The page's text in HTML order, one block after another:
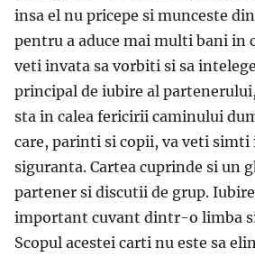
insa el nu pricepe si munceste
pentru a aduce mai multi bani in
veti invata sa vorbiti si sa
principal de iubire al
sta in calea fericirii caminului
care, parinti si copii, va veti simti
siguranta. Cartea cuprinde si un
partener si discutii de grup.
important cuvant dintr-o limba
Scopul acestei carti nu este sa